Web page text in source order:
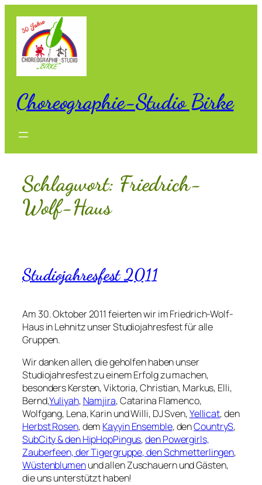
Inhalt
springen
Choreographie-Studio Birke
Schlagwort: Friedrich-
Wolf-Haus
Studiojahresfest 2011
Am 30. Oktober 2011 feierten wir im Friedrich-Wolf-
Haus in Lehnitz unser Studiojahresfest für alle
Gruppen.
Wir danken allen, die geholfen haben unser
Studiojahresfest zu einem Erfolg zu machen,
besonders Kersten, Viktoria, Christian, Markus, Elli,
Bernd,Yuliyah, Namjira, Catarina Flamenco,
Wolfgang, Lena, Karin und Willi, DJ Sven,Yellicat, den
Herbst Rosen, dem Kayyin Ensemble, denCountryS,
SubCity & den HipHopPingus,den Powergirls,
Zauberfeen, der Tigergruppe, den Schmetterlingen,
Wüstenblumenund allen Zuschauern und Gästen,
die uns unterstützt haben!